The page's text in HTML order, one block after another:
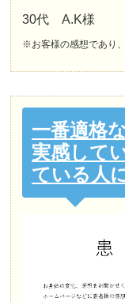
30代 A.K様
※お客様の感想であり
一番適格
実感して
ている人